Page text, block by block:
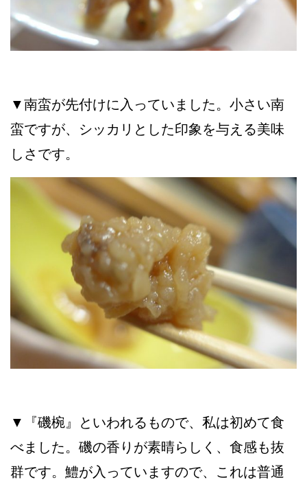
▼南蛮が先付けに入っていました。小さい南
蛮ですが、シッカリとした印象を与える美味
しさです。
▼『磯椀』といわれるもので、私は初めて食
べました。磯の香りが素晴らしく、食感も抜
群です。鱧が入っていますので、これは普通